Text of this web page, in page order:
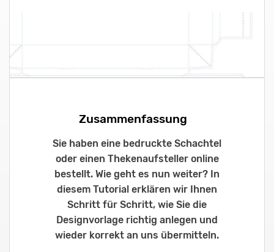
Zusammenfassung
Sie haben eine bedruckte Schachtel
oder einen Thekenaufsteller online
bestellt. Wie geht es nun weiter? In
diesem Tutorial erklären wir Ihnen
Schritt für Schritt, wie Sie die
Designvorlage richtig anlegen und
wieder korrekt an uns übermitteln.